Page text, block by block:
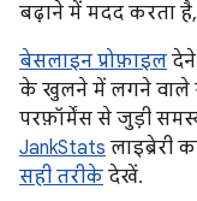
बढ़ाने में मदद करता
बेसलाइन प्रोफ़ाइल
के खुलने में लगने वाले
परफ़ॉर्मेंस से जुड़ी
JankStats लाइब्रेरी
सही तरीके देखें.